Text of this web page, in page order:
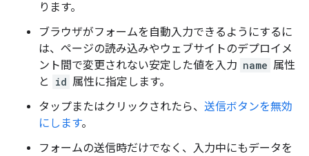
ります。
ブラウザがフォームを自動入力できるようにするに
は、ページの読み込みやウェブサイトのデプロイメ
ント間で変更されない安定した値を入力 name 属性
と
id 属性に指定します。
タップまたはクリックされたら、 送信ボタンを無効
にします。
フォームの送信時だけでなく、入力中にもデータを